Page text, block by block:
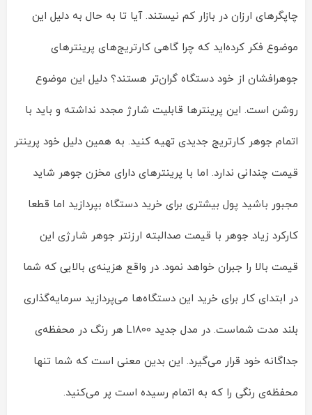
چاپگرهای ارزان در بازار کم نیستند. آیا تا به حال به دلیل این
موضوع فکر کرده‌اید که چرا گاهی کارتریج‌های پرینترهای
جوهرافشان از خود دستگاه گران‌تر هستند؟ دلیل این موضوع
روشن است. این پرینترها قابلیت شارژ مجدد نداشته و باید با
اتمام جوهر کارتریج جدیدی تهیه کنید. به همین دلیل خود پرینتر
قیمت چندانی ندارد. اما با پرینترهای دارای مخزن جوهر شاید
مجبور باشید پول بیشتری برای خرید دستگاه بپردازید اما قطعا
کارکرد زیاد جوهر با قیمت صدالبته ارزنتر جوهر شارژی این
قیمت بالا را جبران خواهد نمود. در واقع هزینه‌ی بالایی که شما
در ابتدای کار برای خرید این دستگاه‌ها می‌پردازید سرمایه‌گذاری
بلند مدت شماست. در مدل جدید L1800 هر رنگ در محفظه‌ی
جداگانه خود قرار می‌گیرد. این بدین معنی است که شما تنها
محفظه‌ی رنگی را که به اتمام رسیده است پر می‌کنید.